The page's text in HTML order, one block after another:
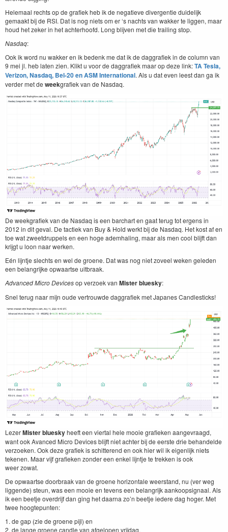
Hele­maal rechts op de grafiek heb ik de negatieve diver­gen­tie duidelijk
gemaakt bij de RSI. Dat is nog niets om er‘s nachts van wakker te liggen, maar
houd het zek­er in het achter­hoofd. Long bli­jven met die trail­ing stop.
Nas­daq:
Ook ik word nu wakker en ik bedenk me dat ik de dag­grafiek in de col­umn van
9 mei jl. heb lat­en zien. Klikt u voor de dag­grafiek maar op deze link:TATes­la,
Ver­i­zon, Nas­daq, Bel-20enASMInter­na­tion­al. Als u dat even leest dan ga ik
verder met de weekgrafiek van de Nasdaq.
De week­grafiek van de Nas­daq is een bar­chart en gaat terug tot ergens in
2012 in dit geval. De tac­tiek van Buy& Hold werkt bij de Nas­daq. Het kost af en
toe wat zweet­drup­pels en een hoge ademhal­ing, maar als men cool bli­jft dan
kri­jgt u loon naar werken.
Eén lijn­t­je slechts en wel de groene. Dat was nog niet zoveel weken gele­den
een belan­grijke opwaartse uitbraak.
Advanced Micro Devicesop ver­zoek van Mis­ter bluesky:
Snel terug naar mijn oude vertrouwde dag­grafiek met Japan­es Candlesticks!
Lez­erMis­ter blueskyheeft een vier­tal hele mooie grafieken aangevraagd,
want ook Avanced Micro Devices bli­jft niet achter bij de eerste drie behan­delde
ver­zoeken. Ook deze grafiek is schit­terend en ook hier wil ik eigen­lijk niets
teke­nen. Maar vijf grafieken zon­der een enkel lijn­t­je te trekken is ook
weer zowat.
De opwaartse door­braak van de groene hor­i­zon­tale weer­stand, nu (ver weg
liggende) ste­un, was een mooie en tevens een belan­grijk aankoopsig­naal. Als
ik een beet­je over­dri­jf dan ging het daar­na zo’n beet­je iedere dag hoger. Met
twee hoogtepunten:
1. de gap (zie de groene pijl) en
2. de lange groene can­dle van afgelopen vrijdag.